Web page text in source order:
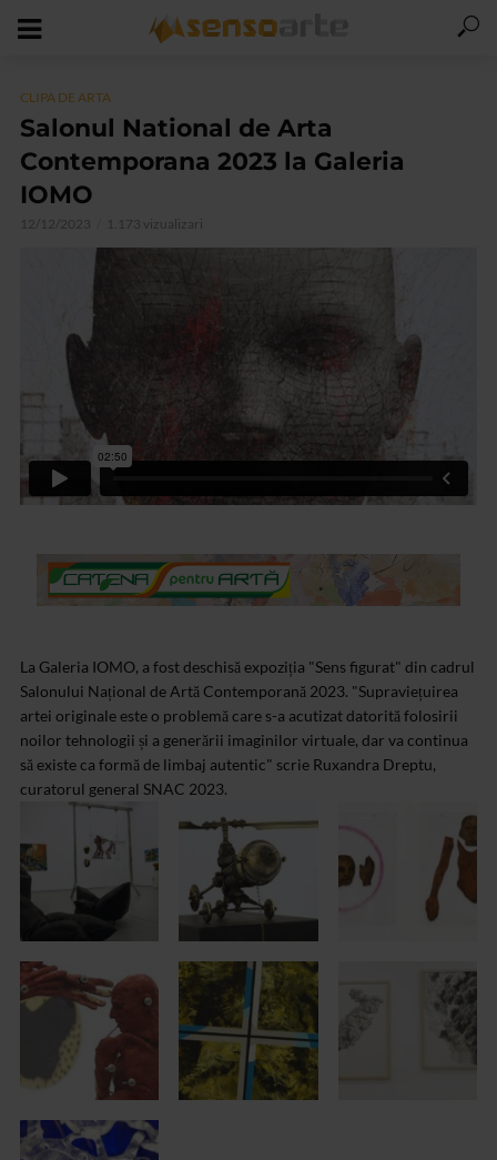
CLIPA DE ARTA
Salonul National de Arta
Contemporana 2023 la Galeria
IOMO
12/12/2023 1.173 vizualizari
La Galeria IOMO, a fost deschisă expoziția "Sens figurat" din cadrul
Salonului Național de Artă Contemporană 2023. "Supraviețuirea
artei originale este o problemă care s-a acutizat datorită folosirii
noilor tehnologii și a generării imaginilor virtuale, dar va continua
să existe ca formă de limbaj autentic" scrie Ruxandra Dreptu,
curatorul general SNAC 2023.